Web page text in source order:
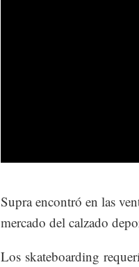
Supra encontró en las
mercado del calzado
Los skateboarding